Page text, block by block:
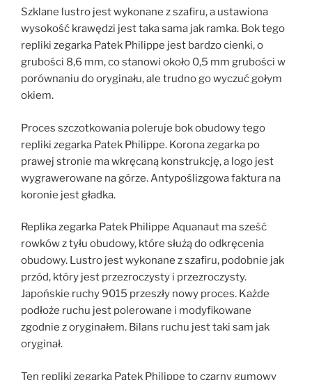
Szklane lustro jest wykonane z szafiru, a ustawiona
wysokość krawędzi jest taka sama jak ramka. Bok tego
repliki zegarka Patek Philippe jest bardzo cienki, o
grubości 8,6 mm, co stanowi około 0,5 mm grubości w
porównaniu do oryginału, ale trudno go wyczuć gołym
okiem.
Proces szczotkowania poleruje bok obudowy tego
repliki zegarka Patek Philippe. Korona zegarka po
prawej stronie ma wkręcaną konstrukcję, a logo jest
wygrawerowane na górze. Antypoślizgowa faktura na
koronie jest gładka.
Replika zegarka Patek Philippe Aquanaut ma sześć
rowków z tyłu obudowy, które służą do odkręcenia
obudowy. Lustro jest wykonane z szafiru, podobnie jak
przód, który jest przezroczysty i przezroczysty.
Japońskie ruchy 9015 przeszły nowy proces. Każde
podłoże ruchu jest polerowane i modyfikowane
zgodnie z oryginałem. Bilans ruchu jest taki sam jak
oryginał.
Ten repliki zegarka Patek Philippe to czarny gumowy